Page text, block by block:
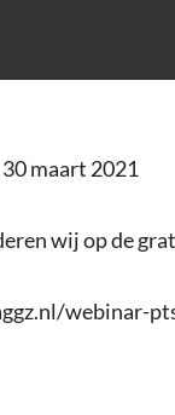
maart 2021
wij op de
webinar-